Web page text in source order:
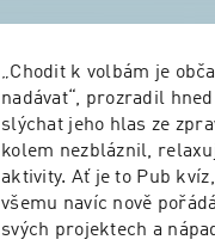
„Chodit k volbám je
nadávat“, prozradil
slýchat jeho hlas ze
kolem nezbláznil,
aktivity. Ať je to Pub
všemu navíc nově
svých projektech a